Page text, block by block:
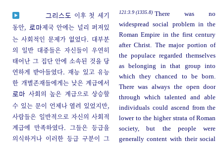
그리스도
이후 첫 세기
동안,
로마제국 안에는 널리 퍼져있
는 사회적인 문제가 없었다. 대부분
의 일반 대중들은 자신들이 우연히
태어난 그 집단 안에 소속된 것을 당
연하게 받아들였다. 재능 있고 유능
한 개별존재들에게는 낮은 계급에서
로마
사회의 높은 계급으로 상승할
수 있는 문이 언제나 열려 있었지만,
사람들은 일반적으로 자신의 사회적
계급에 만족하였다. 그들은 등급을
의식하거나 이러한 등급 구분이 그
121:3.9 (1335.8) There was no
widespread social problem in the
Roman Empire in the first century
after Christ. The major portion of
the populace regarded themselves
as belonging in that group into
which they chanced to be born.
There was always the open door
through which talented and able
individuals could ascend from the
lower to the higher strata of Roman
society, but the people were
generally content with their social